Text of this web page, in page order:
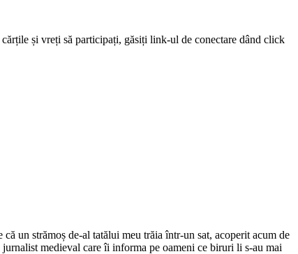
și vreți să participați, găsiți link-ul de conectare dând click
un strămoș de-al tatălui meu trăia într-un sat, acoperit acum de
medieval care îi informa pe oameni ce biruri li s-au mai